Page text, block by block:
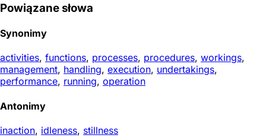
Powiązane słowa
Synonimy
activities, functions, processes, procedures, workings,
management, handling, execution, undertakings,
performance, running, operation
Antonimy
inaction, idleness, stillness